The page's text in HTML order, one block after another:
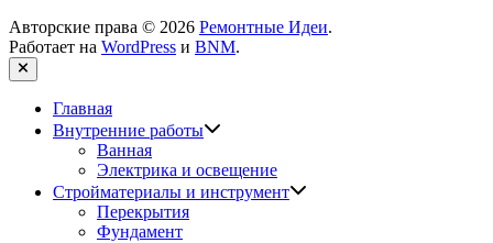
Авторские права © 2026 Ремонтные Идеи.
Работает на WordPress и BNM.
Закрыть
Главная
Внутренние работы
Ванная
Электрика и освещение
Стройматериалы и инструмент
Перекрытия
Фундамент